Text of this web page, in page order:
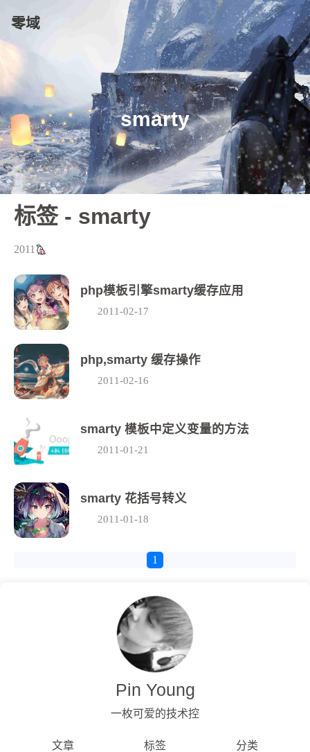
零域
smarty
标签 - smarty
2011
2011-02-17
php模板引擎smarty缓存应用
2011-02-16
php,smarty 缓存操作
2011-01-21
smarty 模板中定义变量的方法
2011-01-18
smarty 花括号转义
1
Pin Young
一枚可爱的技术控
文章 标签 分类